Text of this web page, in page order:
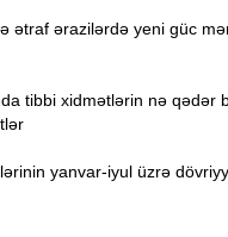
ətraf ərazilərdə yeni güc
tibbi xidmətlərin nə qədər
yanvar-iyul üzrə